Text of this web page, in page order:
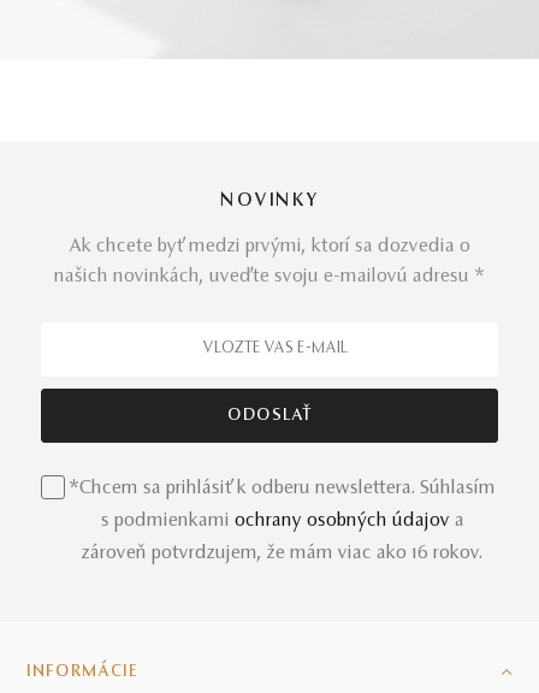
NOVINKY
Ak chcete byť medzi prvými, ktorí sa dozvedia o
našich novinkách, uveďte svoju e-mailovú adresu *
*Chcem sa prihlásiť k odberu newslettera. Súhlasím
s podmienkami ochrany osobných údajov a
zároveň potvrdzujem, že mám viac ako 16 rokov.
INFORMÁCIE